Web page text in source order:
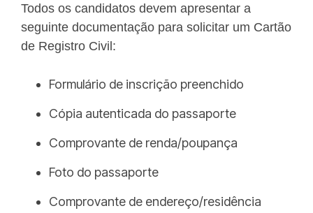
Todos os candidatos devem apresentar a
seguinte documentação para solicitar um Cartão
de Registro Civil:
Formulário de inscrição preenchido
Cópia autenticada do passaporte
Comprovante de renda/poupança
Foto do passaporte
Comprovante de endereço/residência